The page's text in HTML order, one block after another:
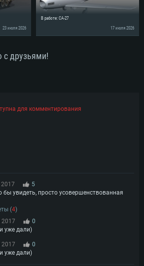
23 июля 2026
В работе: CA-27
17 июля 2026
с друзьями!
для комментирования
5
бы увидеть, просто усовершенствованная
(4)
2017
0
уже дали)
2017
0
уже дали)